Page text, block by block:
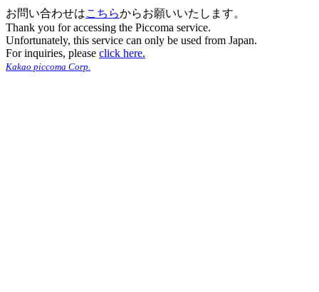
お問い合わせはこちらからお願いいたします。
Thank you for accessing the Piccoma service.
Unfortunately, this service can only be used from Japan.
For inquiries, please click here.
Kakao piccoma Corp.